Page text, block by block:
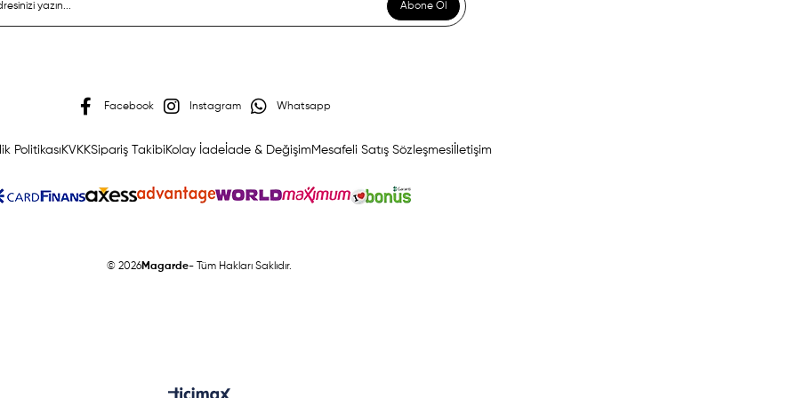
Abone Ol
Facebook Instagram Whatsapp
Politikası KVKKSipariş Takibi Kolay İadeİade & Değişim Mesafeli Satış Sözleşmesi İletişim
© 2026Magarde- Tüm Hakları Saklıdır.